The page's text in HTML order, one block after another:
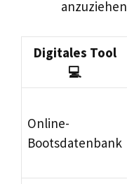
anzuziehen
Digitales Tool
💻
Online-
Bootsdatenbank